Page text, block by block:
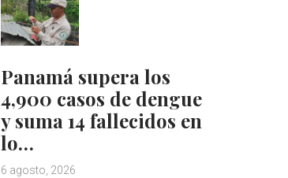
Panamá supera los
4,900 casos de dengue
y suma 14 fallecidos en
lo…
6 agosto, 2026